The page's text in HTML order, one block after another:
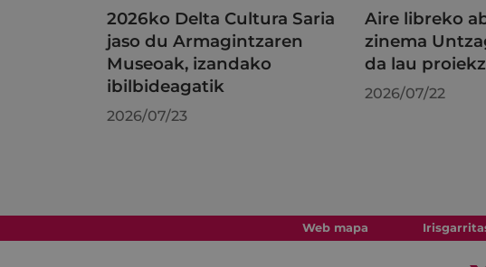
2026ko Delta Cultura Saria
jaso du Armagintzaren
Museoak, izandako
ibilbideagatik
2026/07/23
Aire libreko
zinema
da lau
2026/07/22
Web mapa